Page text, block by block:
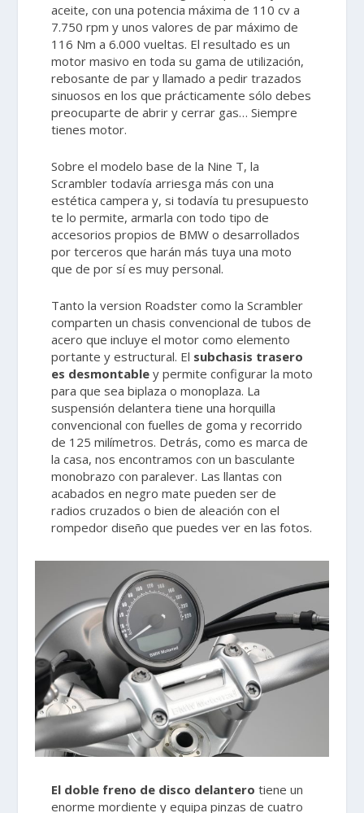
aceite, con una potencia máxima de 110 cv a
7.750 rpm y unos valores de par máximo de
116 Nm a 6.000 vueltas. El resultado es un
motor masivo en toda su gama de utilización,
rebosante de par y llamado a pedir trazados
sinuosos en los que prácticamente sólo debes
preocuparte de abrir y cerrar gas… Siempre
tienes motor.
Sobre el modelo base de la Nine T, la
Scrambler todavía arriesga más con una
estética campera y, si todavía tu presupuesto
te lo permite, armarla con todo tipo de
accesorios propios de BMW o desarrollados
por terceros que harán más tuya una moto
que de por sí es muy personal.
Tanto la version Roadster como la Scrambler
comparten un chasis convencional de tubos de
acero que incluye el motor como elemento
portante y estructural. El subchasis trasero
es desmontabley permite configurar la moto
para que sea biplaza o monoplaza. La
suspensión delantera tiene una horquilla
convencional con fuelles de goma y recorrido
de 125 milímetros. Detrás, como es marca de
la casa, nos encontramos con un basculante
monobrazo con paralever. Las llantas con
acabados en negro mate pueden ser de
radios cruzados o bien de aleación con el
rompedor diseño que puedes ver en las fotos.
El doble freno de disco delantero tiene un
enorme mordiente y equipa pinzas de cuatro